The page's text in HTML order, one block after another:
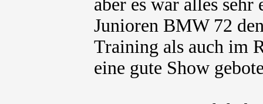
aber es war alles
Junioren BMW 72
Training als auch im
eine gute Show